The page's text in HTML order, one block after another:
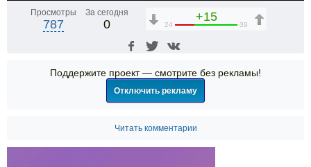
Просмотры
787
За сегодня
0
+15
24 39
Поддержите проект — смотрите без рекламы!
Отключить рекламу
Читать комментарии